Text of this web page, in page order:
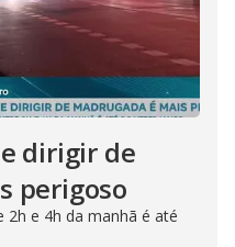
dirigir de
perigoso
2h e 4h da manhã é até